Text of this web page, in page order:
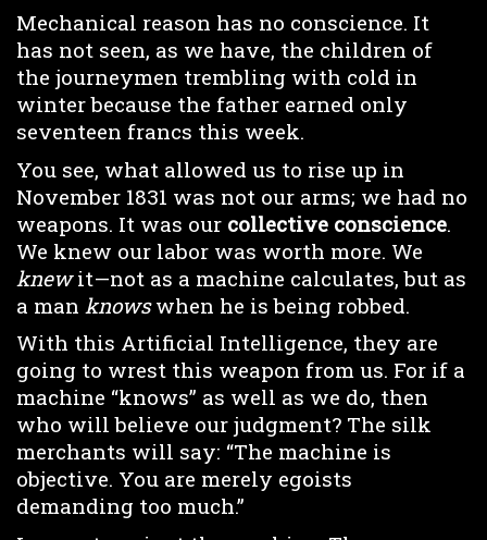
Mechanical reason has no conscience. It
has not seen, as we have, the children of
the journeymen trembling with cold in
winter because the father earned only
seventeen francs this week.
You see, what allowed us to rise up in
November 1831 was not our arms; we had no
weapons. It was our collective conscience.
We knew our labor was worth more. We
knewit—not as a machine calculates, but as
a man knowswhen he is being robbed.
With this Artificial Intelligence, they are
going to wrest this weapon from us. For if a
machine “knows” as well as we do, then
who will believe our judgment? The silk
merchants will say: “The machine is
objective. You are merely egoists
demanding too much.”